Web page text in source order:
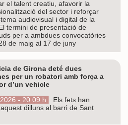
el talent creatiu, afavorir la
del sector i reforçar
audiovisual i digital de la
termini de presentació de
per a ambdues convocatòries
de maig al 17 de juny
de Girona deté dues
per un robatori amb força a
d’un vehicle
- 20.09 h
Els fets han
dilluns al barri de Sant